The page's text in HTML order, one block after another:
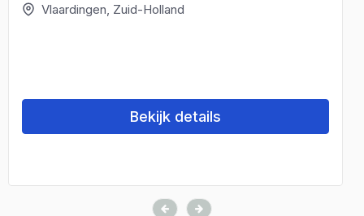
Vlaardingen, Zuid-Holland
Bekijk details